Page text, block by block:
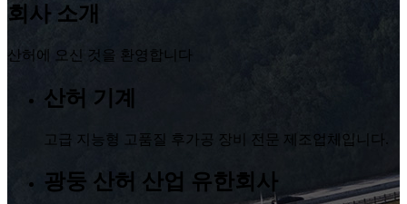
회사 소개
산허에 오신 것을 환영합니다
산허 기계
고급 지능형 고품질 후가공 장비 전문 제조업체입니다.
광둥 산허 산업 유한회사